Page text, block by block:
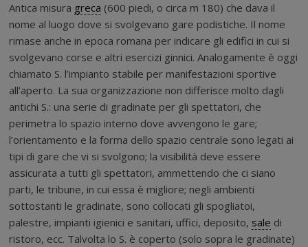
Antica misura greca (600 piedi, o circa m 180) che dava il
nome al luogo dove si svolgevano gare podistiche. Il nome
rimase anche in epoca romana per indicare gli edifici in cui si
svolgevano corse e altri esercizi ginnici. Analogamente è oggi
chiamato S. l’impianto stabile per manifestazioni sportive
all’aperto. La sua organizzazione non differisce molto dagli
antichi S.: una serie di gradinate per gli spettatori, che
perimetra lo spazio interno dove avvengono le gare;
l’orientamento e la forma dello spazio centrale sono legati ai
tipi di gare che vi si svolgono; la visibilità deve essere
assicurata a tutti gli spettatori, ammettendo che ci siano
parti, le tribune, in cui essa è migliore; negli ambienti
sottostanti le gradinate, sono collocati gli spogliatoi,
palestre, impianti igienici e sanitari, uffici, deposito, sale di
ristoro, ecc. Talvolta lo S. è coperto (solo sopra le gradinate)